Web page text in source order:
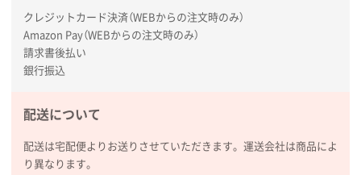
分かりやすく、予算に近かったため
レスタスさんでは以前、自社封筒を製作していただき
てお願いできます。
クレジットカード決済（WEBからの注文時のみ）
Amazon Pay（WEBからの注文時のみ）
請求書後払い
銀行振込
配送について
配送は宅配便よりお送りさせていただきます。運送会社は商品によ
り異なります。